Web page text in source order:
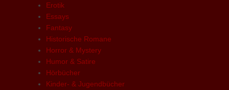
Erotik
Essays
Fantasy
Historische Romane
Horror & Mystery
Humor & Satire
Hörbücher
Kinder- & Jugendbücher